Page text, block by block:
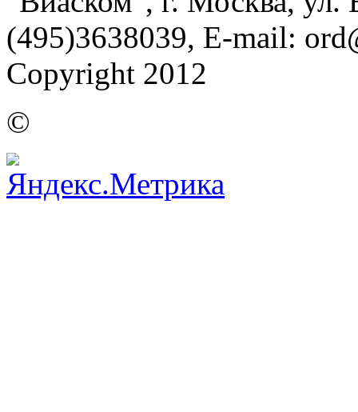
(495)3638039, E-mail:
Copyright 2012
©